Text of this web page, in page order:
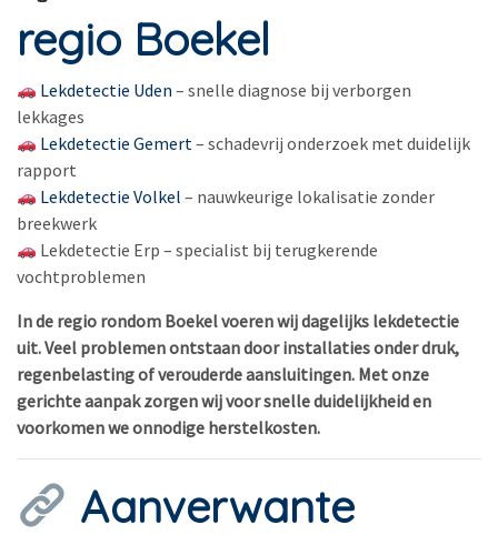
regio Boekel
Lekdetectie Uden – snelle diagnose bij verborgen
lekkages
Lekdetectie Gemert– schadevrij onderzoek met duidelijk
rapport
Lekdetectie Volkel – nauwkeurige lokalisatie zonder
breekwerk
Lekdetectie Erp – specialist bij terugkerende
vochtproblemen
In de regio rondom Boekel voeren wij dagelijks lekdetectie
uit. Veel problemen ontstaan door installaties onder druk,
regenbelasting of verouderde aansluitingen. Met onze
gerichte aanpak zorgen wij voor snelle duidelijkheid en
voorkomen we onnodige herstelkosten.
Aanverwante